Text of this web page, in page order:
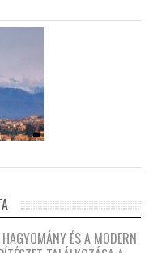
ÉS A MODERN